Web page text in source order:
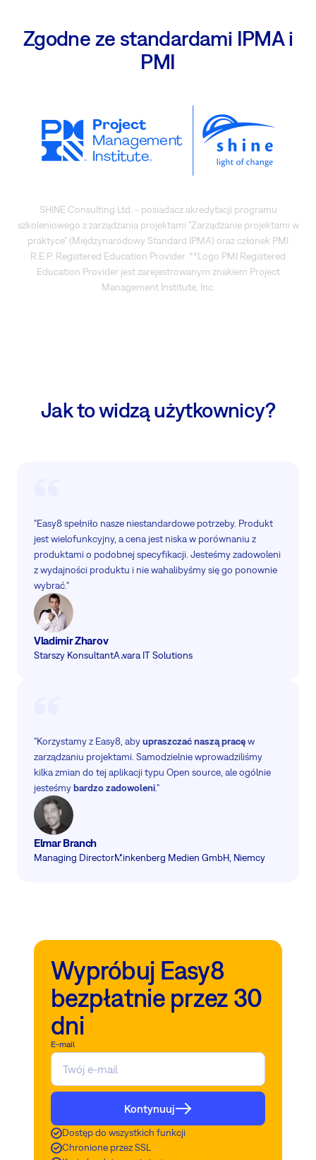
Zgodne ze standardami IPMA i
PMI
SHINE Consulting Ltd. - posiadacz akredytacji programu
szkoleniowego z zarządzania projektami "Zarządzanie projektami w
praktyce" (Międzynarodowy Standard IPMA) oraz członek PMI
R.E.P. Registered Education Provider. **Logo PMI Registered
Education Provider jest zarejestrowanym znakiem Project
Management Institute, Inc.
Jak to widzą użytkownicy?
Vladimir Zharov
Starszy KonsultantAwara IT Solutions
"Easy8 spełniło nasze niestandardowe potrzeby. Produkt
jest wielofunkcyjny, a cena jest niska w porównaniu z
produktami o podobnej specyfikacji. Jesteśmy zadowoleni
z wydajności produktu i nie wahalibyśmy się go ponownie
wybrać."
Elmar Branch
Managing DirectorMinkenberg Medien GmbH, Niemcy
"Korzystamy z Easy8, abyupraszczać naszą pracęw
zarządzaniu projektami. Samodzielnie wprowadziliśmy
kilka zmian do tej aplikacji typu Open source, ale ogólnie
jesteśmybardzo zadowoleni."
Wypróbuj Easy8
bezpłatnie przez 30
dni
E-mail
Kontynuuj
Dostęp do wszystkich funkcji
Chronione przez SSL